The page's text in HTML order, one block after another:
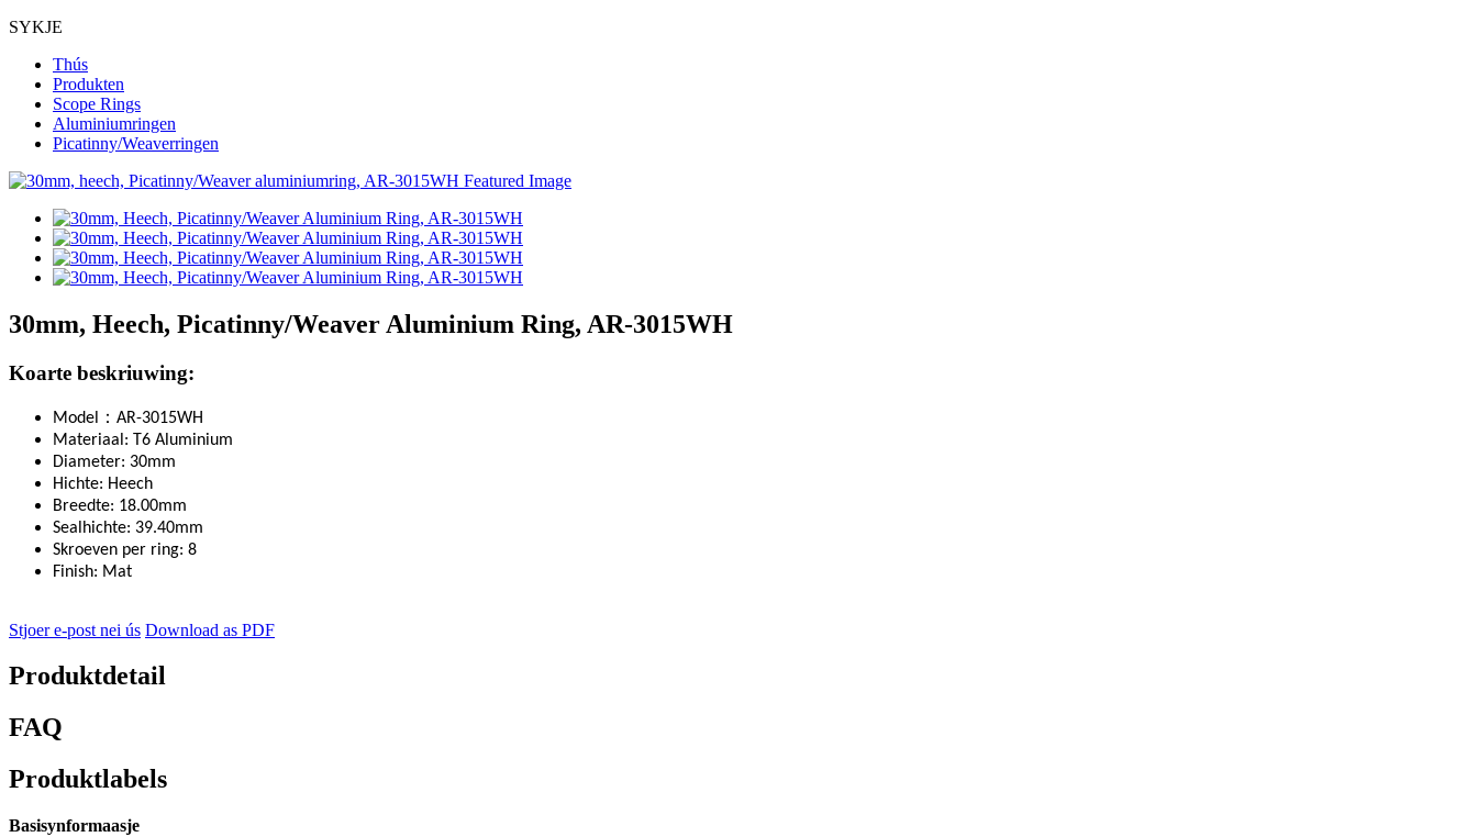
SYKJE
Thús
Produkten
Scope Rings
Aluminiumringen
Picatinny/Weaverringen
30mm, Heech, Picatinny/Weaver Aluminium Ring, AR-3015WH
Koarte beskriuwing:
Model ： AR-3015WH
Materiaal: T6 Aluminium
Diameter: 30mm
Hichte: Heech
Breedte: 18.00mm
Sealhichte: 39.40mm
Skroeven per ring: 8
Finish: Mat
Stjoer e-post nei ús Download as PDF
Produktdetail
FAQ
Produktlabels
Basisynformaasje